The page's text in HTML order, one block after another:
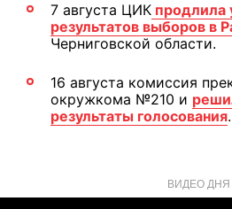
7 августа ЦИК продлила
результатов выборов в
Черниговской области.
16 августа комиссия
окружкома №210 и
результаты голосования.
ВИДЕО ДНЯ